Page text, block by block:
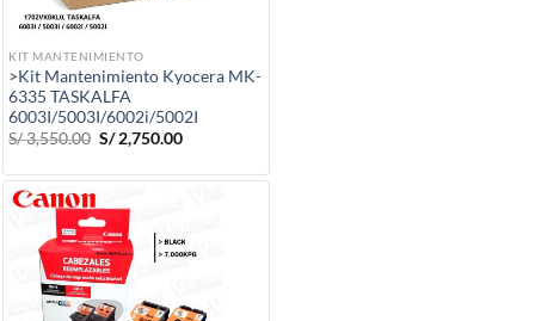
KIT MANTENIMIENTO
>Kit Mantenimiento Kyocera MK-
6335 TASKALFA
6003I/5003I/6002i/5002I
S/3,550.00 El
precio
era:
S/2,750.00El
es: